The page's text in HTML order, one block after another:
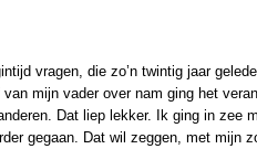
vragen, die zo’n twintig jaar
mijn vader over nam ging het
Dat liep lekker. Ik ging in zee
gegaan. Dat wil zeggen, met mijn